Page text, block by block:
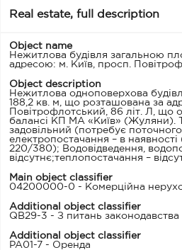
Real estate, full description
Object name
Нежитлова будівля загальною
адресою: м. Київ, просп.
Object description
Нежитлова одноповерхова
188,2 кв. м, що розташована за
Повітрофлотський, 86 літ. Л, що
балансі КП МА «Київ» (Жуляни).
задовільний (потребує
електропостачання – в
220/380); Водовідведення,
відсутнє;теплопостачання –
Main object classifier
04200000-0 - Комерційна
Additional object classifier
QB29-3 - З питань законодавства
Additional object classifier
PA01-7 - Оренда